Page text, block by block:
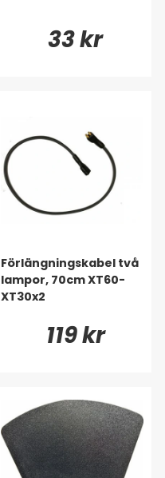
33 kr
Förlängningskabel två
lampor, 70cm XT60-
XT30x2
119 kr